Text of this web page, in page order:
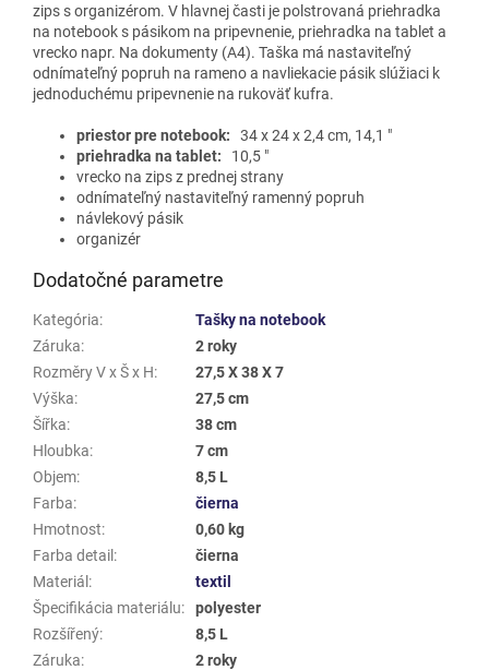
zips s organizérom. V hlavnej časti je polstrovaná priehradka
na notebook s pásikom na pripevnenie, priehradka na tablet a
vrecko napr. Na dokumenty (A4). Taška má nastaviteľný
odnímateľný popruh na rameno a navliekacie pásik slúžiaci k
jednoduchému pripevnenie na rukoväť kufra.
priestor pre notebook:
34 x 24 x 2,4 cm, 14,1 "
priehradka na tablet:
10,5 "
vrecko na zips z prednej strany
odnímateľný nastaviteľný ramenný popruh
návlekový pásik
organizér
Dodatočné parametre
Kategória:
Tašky na notebook
Záruka:
2 roky
Rozměry V x Š x H:
27,5 X 38 X 7
Výška:
27,5 cm
Šířka:
38 cm
Hloubka:
7 cm
Objem:
8,5 L
Farba:
čierna
Hmotnost:
0,60 kg
Farba detail :
čierna
Materiál :
textil
Špecifikácia materiálu:
polyester
Rozšířený:
8,5 L
Záruka:
2 roky